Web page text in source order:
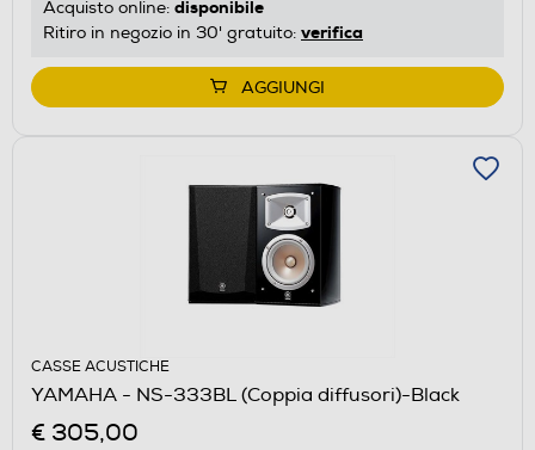
Acquisto online: disponibile
Ritiro in negozio in 30' gratuito: verifica
AGGIUNGI
CASSE ACUSTICHE
YAMAHA - NS-333BL (Coppia diffusori)-Black
€ 305,00